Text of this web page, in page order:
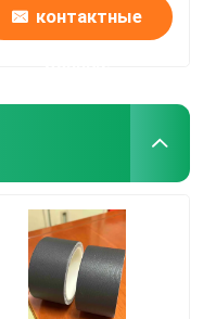
контактные